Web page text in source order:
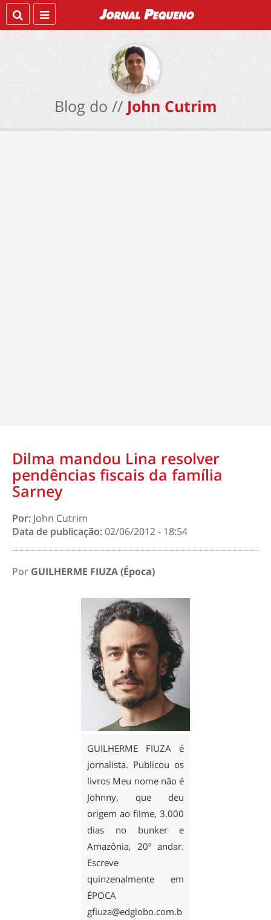
Blog do // John Cutrim
Dilma mandou Lina resolver
pendências fiscais da família
Sarney
Por: John Cutrim
Data de publicação:02/06/2012 - 18:54
Por GUILHERME FIUZA (Época)
GUILHERME FIUZA é
jornalista. Publicou os
livros Meu nome não é
Johnny, que deu
origem ao filme, 3.000
dias no bunker e
Amazônia, 20º andar.
Escreve
quinzenalmente em
ÉPOCA
gfiuza@edglobo.com.b